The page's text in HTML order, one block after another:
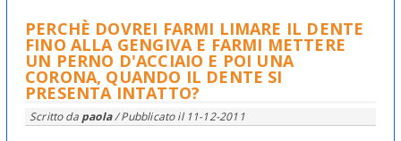
PERCHÈ DOVREI FARMI LIMARE IL DENTE
FINO ALLA GENGIVA E FARMI METTERE
UN PERNO D'ACCIAIO E POI UNA
CORONA, QUANDO IL DENTE SI
PRESENTA INTATTO?
Scritto da paola/ Pubblicato il 11-12-2011